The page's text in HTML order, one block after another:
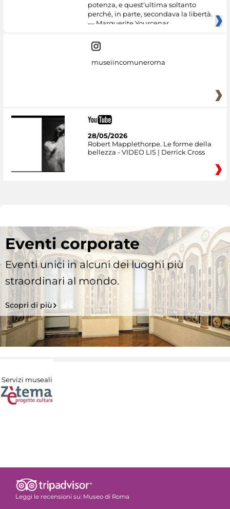
potenza, e quest'ultima soltanto
perché, in parte, secondava la libertà.
— Marguerite Yourcenar
museiincomuneroma
28/05/2026
Robert Mapplethorpe. Le forme della
bellezza - VIDEO LIS | Derrick Cross
Eventi corporate
Eventi unici in alcuni dei luoghi più
straordinari al mondo.
Scopri di più
Servizi museali
Leggi le recensioni su: Museo di Roma